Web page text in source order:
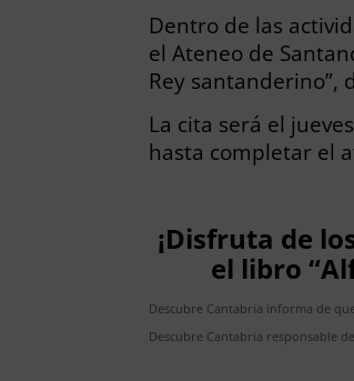
Dentro de las
el Ateneo de
Rey santanderino”,
La cita será el
hasta completar el
¡Disfruta de
el libro
Descubre Cantabria informa de
Descubre Cantabria responsable